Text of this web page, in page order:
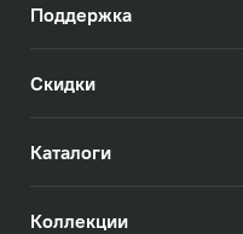
Поддержка
Скидки
Каталоги
Коллекции